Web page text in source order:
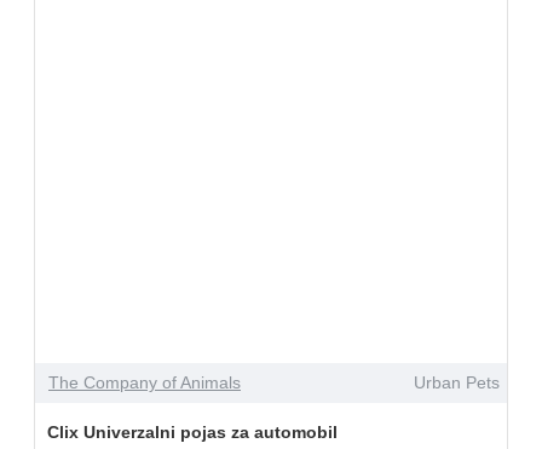
The Company of Animals Urban Pets
Clix Univerzalni pojas za automobil